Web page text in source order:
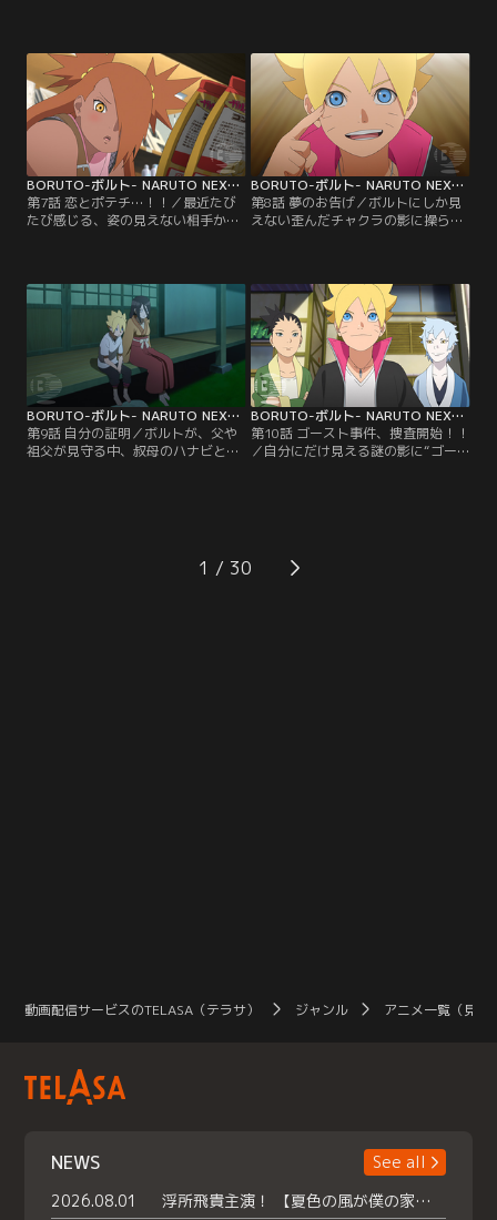
しい問題をあっさり解いたりとただ
ならぬ才能を見せる。しかしミツキ
は何を考えているのかわからないと
ころがありボルトたちを困惑させて
ゆく。そんな中、校舎の修復工事を
していたひとりが急に…。【提供：
バンダイチャンネル】
んな三人に突然シノが襲い掛かる！
蟲（むし）を使った術を得意とする
油女一族のシノは、「奇壊蟲（きか
いちゅう）」を放ち容赦ない攻撃を
仕掛けてくる…。【提供：バンダイ
チャンネル】
BORUTO-ボルト- NARUTO NEXT GENERATIONS 第007話
第7話 恋とポテチ…！！／最近たび
たび感じる、姿の見えない相手から
人・隠蓑（かくれみの）マギレを捕
まえることに成功。だがマギレは、
実はチョウチョウのクラスの委員
長・筧（かけい）スミレのことが好
きでずっと彼女を見ていたのだっ
た…。【提供：バンダイチャンネ
ル】
BORUTO-ボルト- NARUTO NEXT GENERATIONS 第008話
第8話 夢のお告げ／ボルトにしか見
えない歪んだチャクラの影に操ら
ていた--。そんなある晩ボルトは、
謎の人物から不思議な瞳術（どうじ
ゅつ）を与えられる夢を見る。それ
により、母・ヒナタの家系、日向
（ひゅうが）一族特有の能力であ
る…。【提供：バンダイチャンネ
ル】
BORUTO-ボルト- NARUTO NEXT GENERATIONS 第009話
第9話 自分の証明／ボルトが、父や
祖父が見守る中、叔母のハナビと手
えていた歪んだチャクラのような影
はすべて錯覚だったのではないかと
BORUTO-ボルト- NARUTO NEXT GENERATIONS 第010話
第10話 ゴースト事件、捜査開始！！
／自分にだけ見える謎の影に“ゴー
自興味のある職場を見学するよう指
示。ボルトは、シカダイ、ミツキと
1
動画配信サービスのTELASA（テラサ） ジャンル アニメ一覧（見放
NEWS
See all
2026.08.01
浮所飛貴主演！ 【夏色の風が僕の家にやってきた】 本日よりテラサで独占配信スタート！